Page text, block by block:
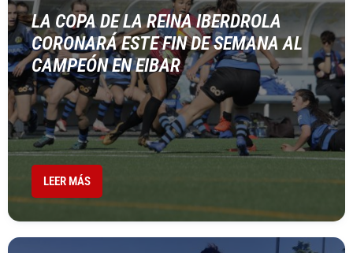
LA COPA DE LA REINA IBERDROLA
CORONARÁ ESTE FIN DE SEMANA AL
CAMPEÓN EN EIBAR
LEER MÁS